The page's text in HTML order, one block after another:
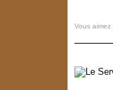
Vous aimez